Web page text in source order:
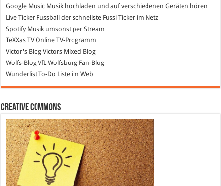
Google Music Musik hochladen und auf verschiedenen Geräten hören
Live Ticker Fussball
der schnellste Fussi Ticker im Netz
SpotifyMusik umsonst per Stream
TeXXas TVOnline TV-Programm
Victor's Blog Victors Mixed Blog
Wolfs-Blog VfL Wolfsburg Fan-Blog
WunderlistTo-Do Liste im Web
Creative Commons